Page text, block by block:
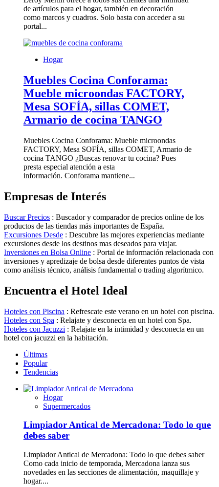
de artículos para el hogar, también en decoración
como marcos y cuadros. Solo basta con acceder a su
portal...
Hogar
Muebles Cocina Conforama:
Mueble microondas FACTORY,
Mesa SOFÍA, sillas COMET,
Armario de cocina TANGO
Muebles Cocina Conforama: Mueble microondas
FACTORY, Mesa SOFÍA, sillas COMET, Armario de
cocina TANGO ¿Buscas renovar tu cocina? Pues
presta especial atención a esta
información. Conforama mantiene...
Empresas de Interés
Buscar Precios : Buscador y comparador de precios online de los
productos de las tiendas más importantes de España.
Excursiones Desde : Descubre las mejores experiencias mediante
excursiones desde los destinos mas deseados para viajar.
Inversiones en Bolsa Online : Portal de información relacionada con
inversiones y apredizaje de bolsa desde diferentes puntos de vista
como análisis técnico, análisis fundamental o trading algorítmico.
Encuentra el Hotel Ideal
Hoteles con Piscina : Refrescate este verano en un hotel con piscina.
Hoteles con Spa : Relajate y desconecta en un hotel con Spa.
Hoteles con Jacuzzi : Relajate en la intimidad y desconecta en un
hotel con jacuzzi en la habitación.
Últimas
Popular
Tendencias
Hogar
Supermercados
Limpiador Antical de Mercadona: Todo lo que
debes saber
Limpiador Antical de Mercadona: Todo lo que debes saber
Como cada inicio de temporada, Mercadona lanza sus
novedades en las secciones de alimentación, maquillaje y
hogar....